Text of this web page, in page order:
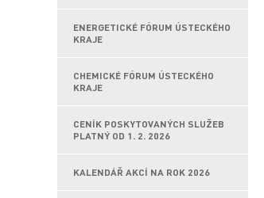
ENERGETICKÉ FÓRUM ÚSTECKÉHO
KRAJE
CHEMICKÉ FÓRUM ÚSTECKÉHO
KRAJE
CENÍK POSKYTOVANÝCH SLUŽEB
PLATNÝ OD 1. 2. 2026
KALENDÁŘ AKCÍ NA ROK 2026